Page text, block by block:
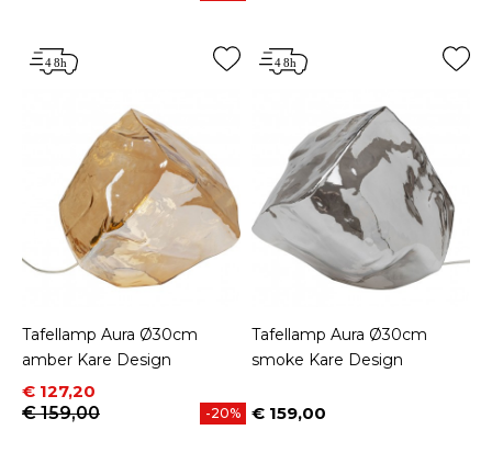
Tafellamp Aura Ø30cm
amber Kare Design
Prijs
€ 127,20
Normale prijs
€ 159,00
-20%
Tafellamp Aura Ø30cm
smoke Kare Design
Prijs
€ 159,00